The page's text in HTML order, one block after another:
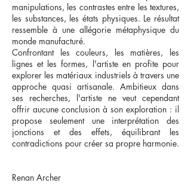
manipulations, les contrastes entre les textures,
les substances, les états physiques. Le résultat
ressemble à une allégorie métaphysique du
monde manufacturé.
Confrontant les couleurs, les matières, les
lignes et les formes, l'artiste en profite pour
explorer les matériaux industriels à travers une
approche quasi artisanale. Ambitieux dans
ses recherches, l'artiste ne veut cependant
offrir aucune conclusion à son exploration : il
propose seulement une interprétation des
jonctions et des effets, équilibrant les
contradictions pour créer sa propre harmonie.
Renan Archer